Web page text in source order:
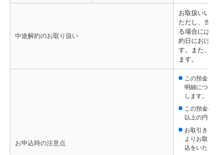
中途解約のお取り扱い
お取扱いい
ただし、当
る場合には
約日におけ
す。また、
ます。
お申込時の注意点
この預金に
明細につい
します。
この預金の
以上の円安
お取引き条
よりお取引
込をいただ